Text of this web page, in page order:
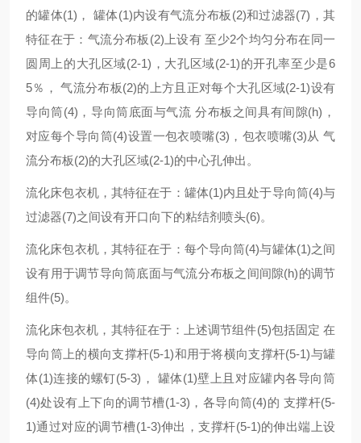
的罐体(1)， 罐体(1)内设有气流分布板(2)和过滤器(7)，其
特征在于：气流分布板(2)上设有 至少2个均匀分布在同一
圆周上的大孔区域(2-1)，大孔区域(2-1)的开孔率至少是6
5％， 气流分布板(2)的上方且正对每个大孔区域(2-1)设有
导向筒(4)，导向筒底面与气流 分布板之间具有间隙(h)，
对应每个导向筒(4)设置一包衣喷嘴(3)，包衣喷嘴(3)从 气
流分布板(2)的大孔区域(2-1)的中心孔伸出。
流化床包衣机，其特征在于：罐体(1)内且处于导向筒(4)与
过滤器(7)之间设有开口向下的粘结剂喷头(6)。
流化床包衣机，其特征在于：每个导向筒(4)与罐体(1)之间
设有用于调节导向筒底面与气流分布板之间间隙(h)的调节
组件(5)。
流化床包衣机，其特征在于：上述调节组件(5)包括固定 在
导向筒上的横向支撑杆(5-1)和用于将横向支撑杆(5-1)与罐
体(1)连接的螺钉(5-3)， 罐体(1)壁上且对应罐内各导向筒
(4)处设有上下向的调节槽(1-3)，各导向筒(4)的 支撑杆(5-
1)通过对应的调节槽(1-3)伸出，支撑杆(5-1)的伸出端上设